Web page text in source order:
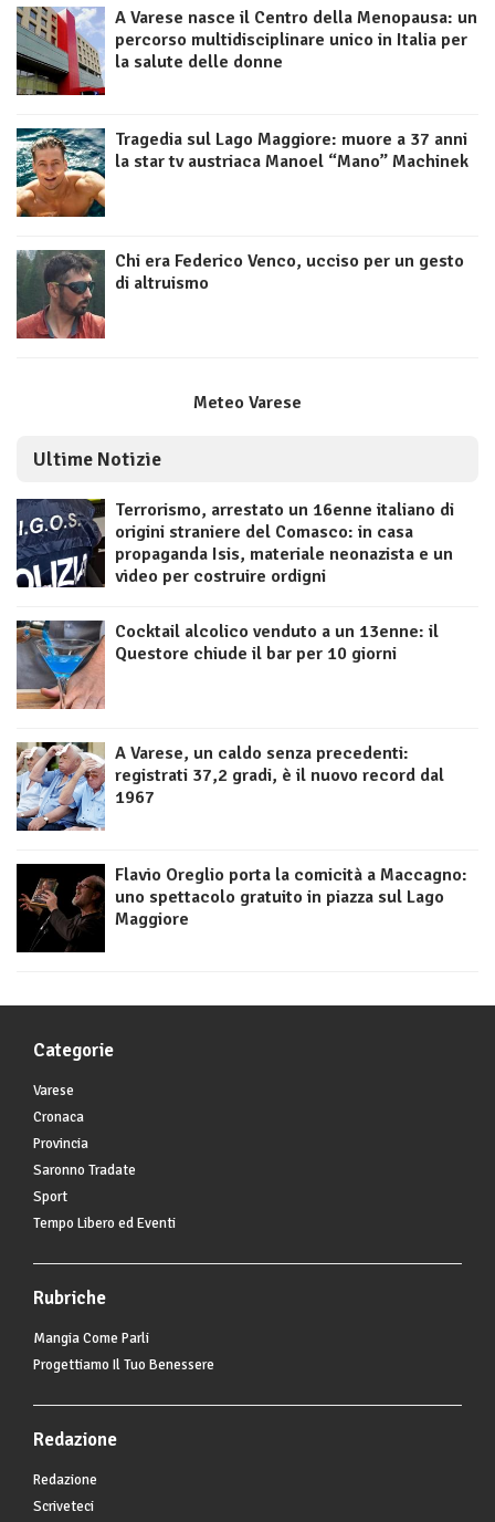
A Varese nasce il Centro della Menopausa: un
percorso multidisciplinare unico in Italia per
la salute delle donne
Tragedia sul Lago Maggiore: muore a 37 anni
la star tv austriaca Manoel “Mano” Machinek
Chi era Federico Venco, ucciso per un gesto
di altruismo
Meteo Varese
Ultime Notizie
Terrorismo, arrestato un 16enne italiano di
origini straniere del Comasco: in casa
propaganda Isis, materiale neonazista e un
video per costruire ordigni
Cocktail alcolico venduto a un 13enne: il
Questore chiude il bar per 10 giorni
A Varese, un caldo senza precedenti:
registrati 37,2 gradi, è il nuovo record dal
1967
Flavio Oreglio porta la comicità a Maccagno:
uno spettacolo gratuito in piazza sul Lago
Maggiore
Categorie
Varese
Cronaca
Provincia
Saronno Tradate
Sport
Tempo Libero ed Eventi
Rubriche
Mangia Come Parli
Progettiamo Il Tuo Benessere
Redazione
Redazione
Scriveteci